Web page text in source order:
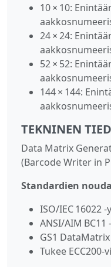
10 × 10:
24 × 24:
52 × 52:
144 × 144:
TEKNINEN
Data Matrix
(Barcode Writer in
Standardien
ISO/IEC 16022
ANSI/AIM
GS1
Tukee